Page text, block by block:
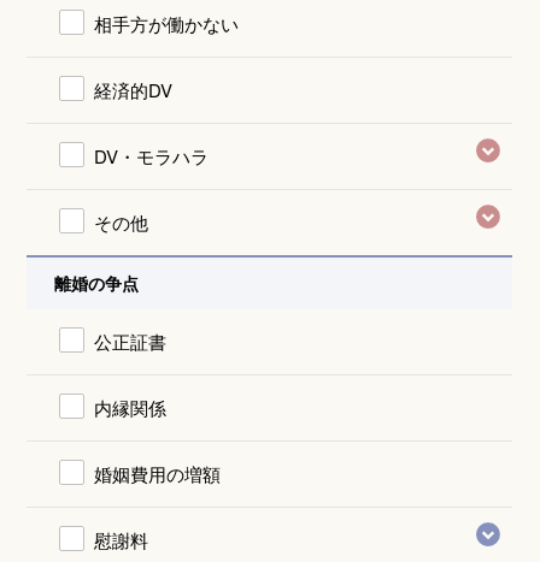
相手方が働かない
経済的DV
DV・モラハラ
その他
離婚の争点
公正証書
内縁関係
婚姻費用の増額
慰謝料